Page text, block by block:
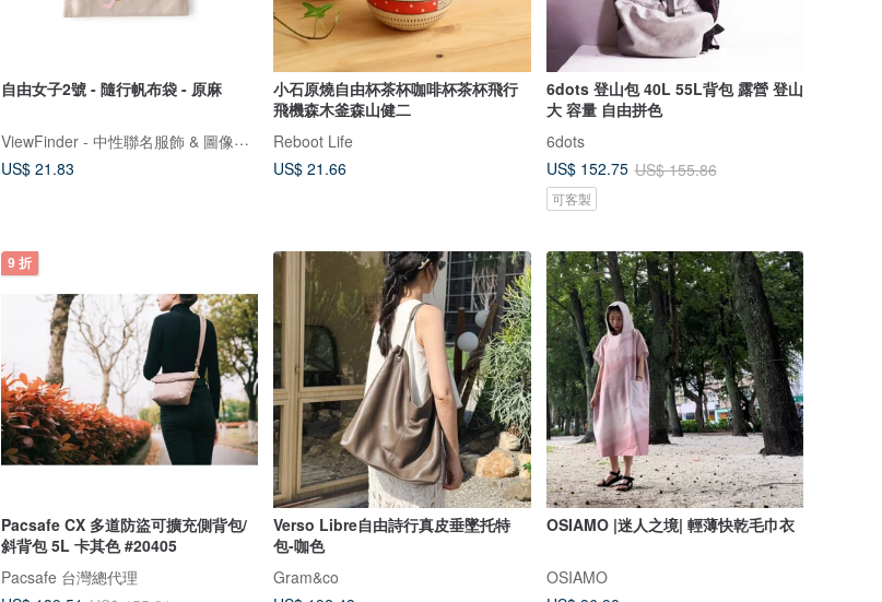
自由女子2號 - 隨行帆布袋 - 原麻
ViewFinder - 中性聯名服飾 & 圖像授權周邊
US$ 21.83
小石原燒自由杯茶杯咖啡杯茶杯飛行
飛機森木釜森山健二
Reboot Life
US$ 21.66
6dots 登山包 40L 55L背包 露營 登山
大 容量 自由拼色
6dots
US$ 152.75 US$ 155.86
可客製
9 折
Pacsafe CX 多道防盜可擴充側背包/
斜背包 5L 卡其色 #20405
Pacsafe 台灣總代理
Verso Libre自由詩行真皮垂墜托特
包-咖色
Gram&co
OSIAMO |迷人之境| 輕薄快乾毛巾衣
OSIAMO